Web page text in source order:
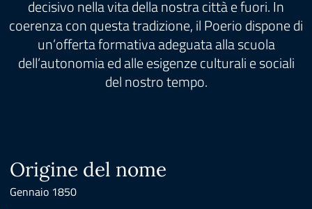
decisivo nella vita della nostra città e fuori. In
coerenza con questa tradizione, il Poerio dispone di
un’offerta formativa adeguata alla scuola
dell’autonomia ed alle esigenze culturali e sociali
del nostro tempo.
Origine del nome
Gennaio 1850